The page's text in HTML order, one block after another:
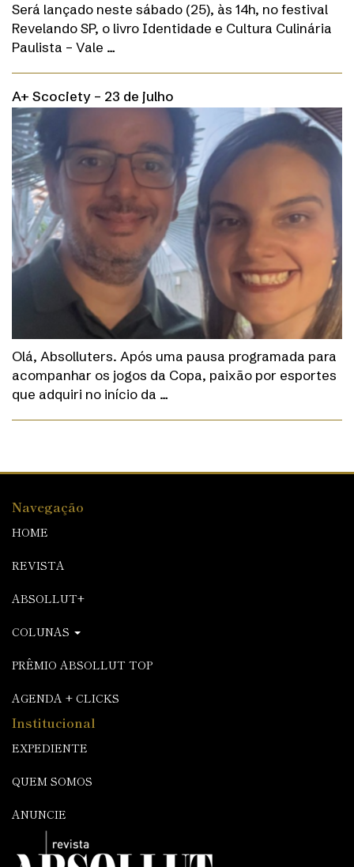
Será lançado neste sábado (25), às 14h, no festival
Revelando SP, o livro Identidade e Cultura Culinária
Paulista – Vale …
A+ Scociety – 23 de julho
Olá, Absolluters. Após uma pausa programada para
acompanhar os jogos da Copa, paixão por esportes
que adquiri no início da …
Navegação
HOME
REVISTA
ABSOLLUT+
COLUNAS
PRÊMIO ABSOLLUT TOP
AGENDA + CLICKS
Institucional
EXPEDIENTE
QUEM SOMOS
ANUNCIE